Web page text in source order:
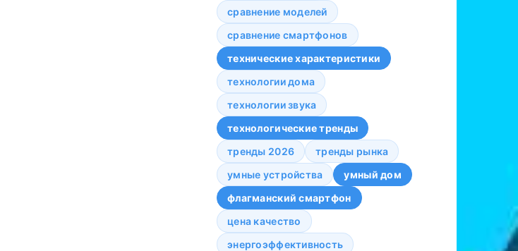
сравнение моделей
сравнение смартфонов
технические характеристики
технологии дома
технологии звука
технологические тренды
тренды 2026
тренды рынка
умные устройства
умный дом
флагманский смартфон
цена качество
энергоэффективность